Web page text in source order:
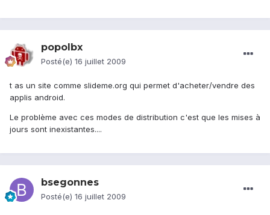
popolbx
Posté(e) 16 juillet 2009
t as un site comme slideme.org qui permet d'acheter/vendre des
applis android.
Le problème avec ces modes de distribution c'est que les mises à
jours sont inexistantes....
bsegonnes
Posté(e) 16 juillet 2009